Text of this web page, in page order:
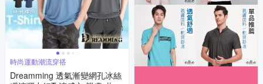
時尚運動潮流穿搭
Dreamming 透氣漸變網孔冰絲